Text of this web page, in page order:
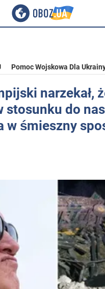
Pomoc Wojskowa Dla
narzekał,
stosunku do
w śmieszny